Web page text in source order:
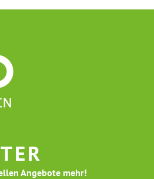
Angebote mehr!